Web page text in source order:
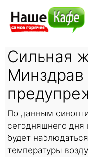
Сильная
Минздрав
По данным
сегодняшнего дня
будет
температуры